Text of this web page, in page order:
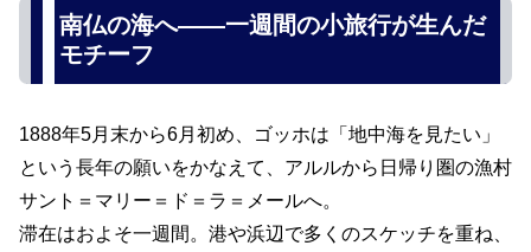
南仏の海へ――一週間の小旅行が生んだ
モチーフ
1888年5月末から6月初め、ゴッホは「地中海を見たい」
という長年の願いをかなえて、アルルから日帰り圏の漁村
サント＝マリー＝ド＝ラ＝メールへ。
滞在はおよそ一週間。港や浜辺で多くのスケッチを重ね、